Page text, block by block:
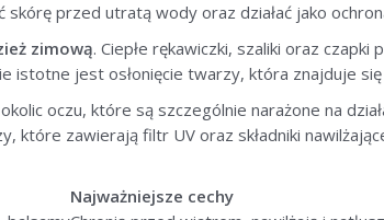
skórę przed utratą wody oraz działać jako
zimową. Ciepłe rękawiczki, szaliki oraz
istotne jest osłonięcie twarzy, która znajduje
oczu, które są szczególnie narażone na
które zawierają filtr UV oraz składniki
Najważniejsze cechy